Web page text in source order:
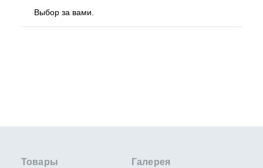
Выбор за вами.
Товары Галерея